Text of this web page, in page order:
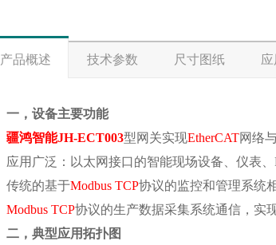
产品概述 技术参数 尺寸图纸
一，设备主要功能
疆鸿智能JH-ECT003型网关实现EtherCAT网络
应用广泛：以太网接口的智能现场设备、仪表、
传统的基于Modbus TCP协议的监控和管理系统
Modbus TCP协议的生产数据采集系统通信，实
二，典型应用拓扑图